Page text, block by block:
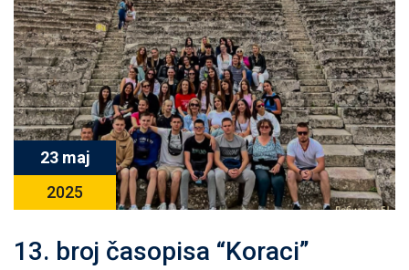
23 maj
2025
13. broj časopisa “Koraci”